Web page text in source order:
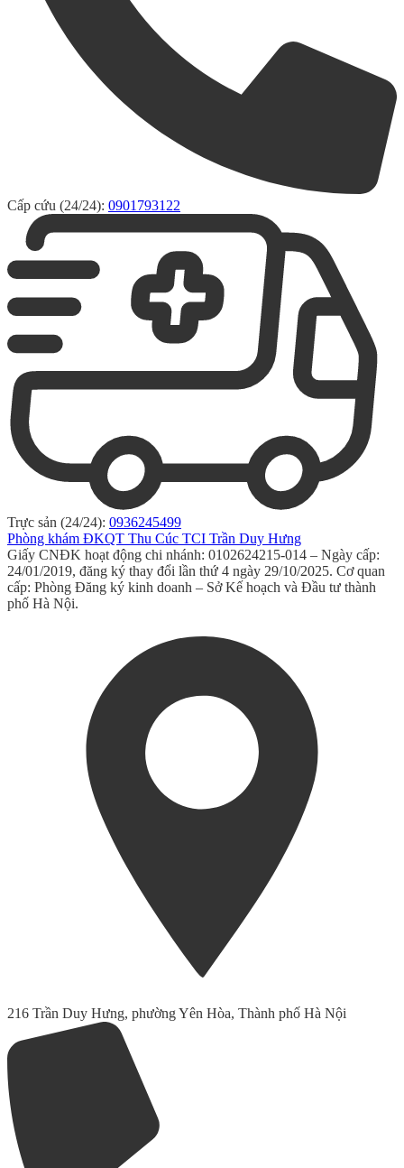
Cấp cứu (24/24): 0901793122
Trực sản (24/24): 0936245499
Phòng khám ĐKQT Thu Cúc TCI Trần Duy Hưng
Giấy CNĐK hoạt động chi nhánh: 0102624215-014 – Ngày cấp:
24/01/2019, đăng ký thay đổi lần thứ 4 ngày 29/10/2025. Cơ quan
cấp: Phòng Đăng ký kinh doanh – Sở Kế hoạch và Đầu tư thành
phố Hà Nội.
216 Trần Duy Hưng, phường Yên Hòa, Thành phố Hà Nội